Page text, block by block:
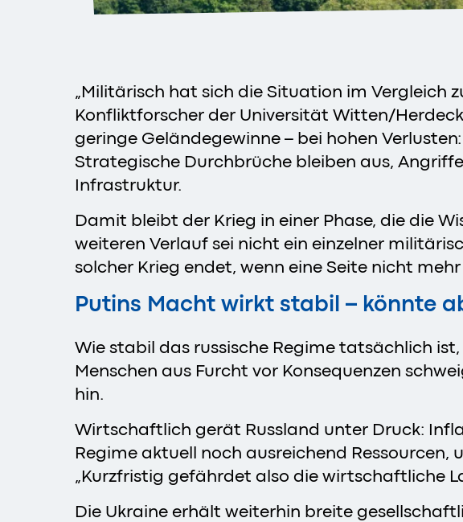
„Militärisch hat sich die Situation im Vergleich
Konfliktforscher der Universität Witten/
geringe Geländegewinne – bei hohen
Strategische Durchbrüche bleiben aus,
Infrastruktur.
Damit bleibt der Krieg in einer Phase, die die
weiteren Verlauf sei nicht ein einzelner
solcher Krieg endet, wenn eine Seite nicht
Putins Macht wirkt stabil – könnte
Wie stabil das russische Regime tatsächlich
Menschen aus Furcht vor Konsequenzen
hin.
Wirtschaftlich gerät Russland unter Druck:
Regime aktuell noch ausreichend
„Kurzfristig gefährdet also die wirtschaftliche
Die Ukraine erhält weiterhin breite